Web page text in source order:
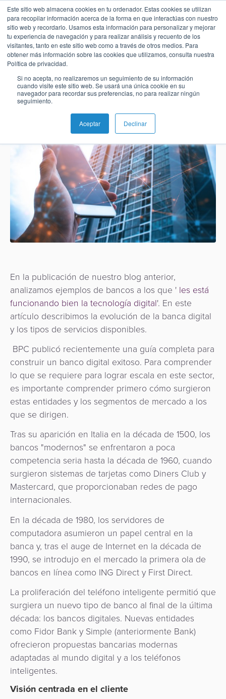
Este sitio web almacena cookies en tu ordenador. Estas cookies se utilizan
para recopilar información acerca de la forma en que interactúas con nuestro
sitio web y recordarlo. Usamos esta información para personalizar y mejorar
tu experiencia de navegación y para realizar análisis y recuento de los
visitantes, tanto en este sitio web como a través de otros medios. Para
obtener más información sobre las cookies que utilizamos, consulta nuestra
Política de privacidad.
Si no acepta, no realizaremos un seguimiento de su información
cuando visite este sitio web. Se usará una única cookie en su
navegador para recordar sus preferencias, no para realizar ningún
seguimiento.
Aceptar Declinar
English
Español
Home
Administración
Tarjetas
Digital
y
Super
Apps
digitales
API
Administración
Comercios
Facturación
SoftPOS
Gestión
de
riesgos
y
fraudes
eWallet
Fidelización
Microfinanza
Administración
de
Cajeros
Automáticos
y
quioscos
Emisión
Pagos
inmediatos
Adquiriencia
SoftPOS
Pagos
QR
Hub
Facturación
Gestión
de
riesgos
y
fraudes
ACS
3D
secure
Comercio
electrónico
Pago
propinas
eGobierno
Cobro
automatizado
de
tarifas
Plataforma
de
integración
Comercio
Buy
Pay
Later
de
propinas
Carrito
compras
Aplicación
de
comerciante
Fidelización
Cobro
automatizado
de
tarifas
Marketplace
Orquestación
de
Pagos
Servicios
Emisión
Gestión
de
Comercio
electrónico
Servicio
Gestión
de
como
Servicio
Switch
como
Adquisición
de
Cajeros
Automáticos
como
Servicio
Adquisición
de
Puntos
de
Venta
(POS)
como
Servicio
Casos
de
uso
Banca
Neobanco
Proveedor
servicios
de
pago
Fintech
Operador
transporte
Gobierno
Movilidad
Urbana
/
Transporte
Banco
Central
y
Switch
Nacional
Marketplace
Informes
analistas
Organización
Noticias
Sobre
BPC
Ubicaciones
Contacto
La evolución de
la banca digital
Nadia Benaissa Feb 22, 2021 6:28:00 AM
En la publicación de nuestro blog anterior,
analizamos ejemplos de bancos a los que ' les está
funcionando bien la tecnología digital'. En este
artículo describimos la evolución de la banca digital
y los tipos de servicios disponibles.
BPC publicó recientemente una guía completa para
construir un banco digital exitoso. Para comprender
lo que se requiere para lograr escala en este sector,
es importante comprender primero cómo surgieron
estas entidades y los segmentos de mercado a los
que se dirigen.
Tras su aparición en Italia en la década de 1500, los
bancos "modernos" se enfrentaron a poca
competencia seria hasta la década de 1960, cuando
surgieron sistemas de tarjetas como Diners Club y
Mastercard, que proporcionaban redes de pago
internacionales.
En la década de 1980, los servidores de
computadora asumieron un papel central en la
banca y, tras el auge de Internet en la década de
1990, se introdujo en el mercado la primera ola de
bancos en línea como ING Direct y First Direct.
La proliferación del teléfono inteligente permitió que
surgiera un nuevo tipo de banco al final de la última
década: los bancos digitales. Nuevas entidades
como Fidor Bank y Simple (anteriormente Bank)
ofrecieron propuestas bancarias modernas
adaptadas al mundo digital y a los teléfonos
inteligentes.
Visión centrada en el cliente